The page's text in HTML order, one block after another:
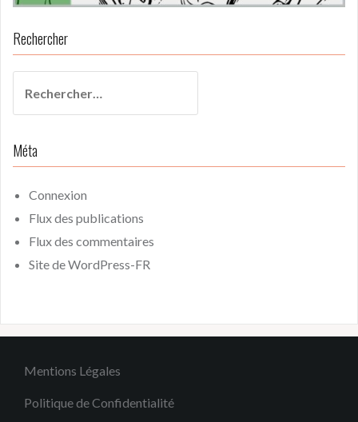
Rechercher
Méta
Connexion
Flux des publications
Flux des commentaires
Site de WordPress-FR
Mentions Légales
Politique de Confidentialité